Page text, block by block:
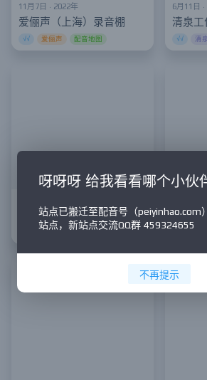
11月7日 · 2022年
爱俪声（上海）录音棚
√√ 爱俪声 配音地图
6月11日
清泉工
√√ 清
丽音留香
丽音留香 配音地图
呀呀呀 给我看看哪个小伙
站点已搬迁至配音号（peiyinhao.com
站点，新站点交流QQ群 459324655
不再提示